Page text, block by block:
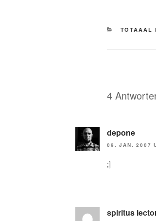
TOTAAAL
4
depone
09. JAN. 2007
;]
spiritus